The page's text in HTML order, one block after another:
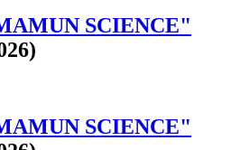
SCIENCE"
SCIENCE"